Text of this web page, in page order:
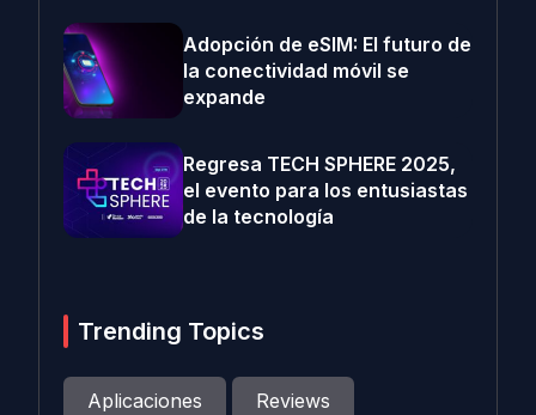
Adopción de eSIM: El futuro de
la conectividad móvil se
expande
Regresa TECH SPHERE 2025,
el evento para los entusiastas
de la tecnología
Trending Topics
Aplicaciones
Reviews